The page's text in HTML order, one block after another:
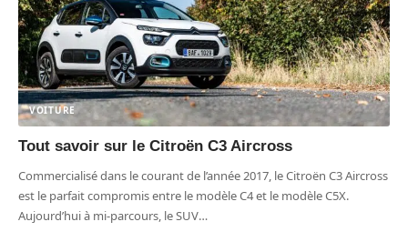
VOITURE
Tout savoir sur le Citroën C3 Aircross
Commercialisé dans le courant de l’année 2017, le Citroën C3 Aircross
est le parfait compromis entre le modèle C4 et le modèle C5X.
Aujourd’hui à mi-parcours, le SUV…